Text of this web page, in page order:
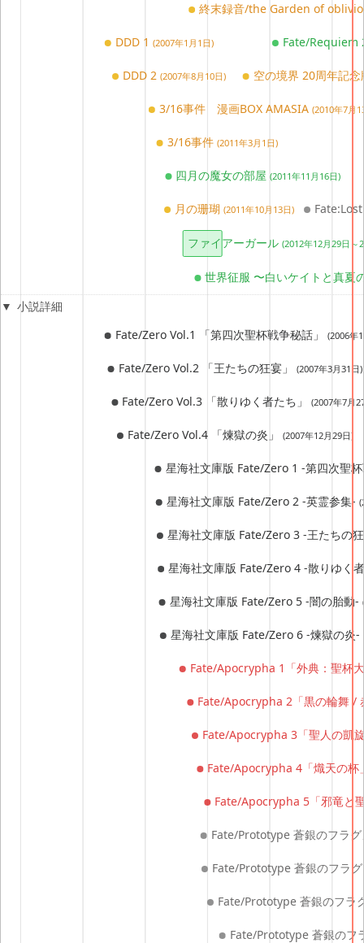
Fate/Requiem
空の境界 20周年記
終末録音/the Garden of
DDD 1 (2007年1月1日)
DDD 2(2007年8月10日)
3/16事件 漫画BOX AMASIA (2010年7月
3/16事件 (2011年3月1日)
四月の魔女の部屋(2011年11月16日)
月の珊瑚(2011年10月13日)
ファイアーガール (2012年12月29日～
世界征服 〜白いケイトと真夏
Fate/Zero Vol.1 「第四次聖杯戦争秘話」 (2006年
Fate/Zero Vol.2 「王たちの狂宴」 (2007年3月31日)
Fate/Zero Vol.3 「散りゆく者たち」(2007年7月
Fate/Zero Vol.4 「煉獄の炎」 (2007年12月29日)
星海社文庫版 Fate/Zero 1 -第四次聖
星海社文庫版 Fate/Zero 2 -英霊参集-
星海社文庫版 Fate/Zero 3 -王たちの
星海社文庫版 Fate/Zero 4 -散りゆく
星海社文庫版 Fate/Zero 5 -闇の胎動-
星海社文庫版 Fate/Zero 6 -煉獄の炎-
Fate/Apocrypha 1「外典：聖杯
Fate/Apocrypha 2「黒の輪舞 /
Fate/Apocrypha 3「聖人の凱
Fate/Apocrypha 4「熾天の
Fate/Apocrypha 5「邪竜と
Fate/Prototype 蒼銀のフラ
Fate/Prototype 蒼銀のフラ
Fate/Prototype 蒼銀のフラ
Fate/Prototype 蒼銀のフ
小説詳細